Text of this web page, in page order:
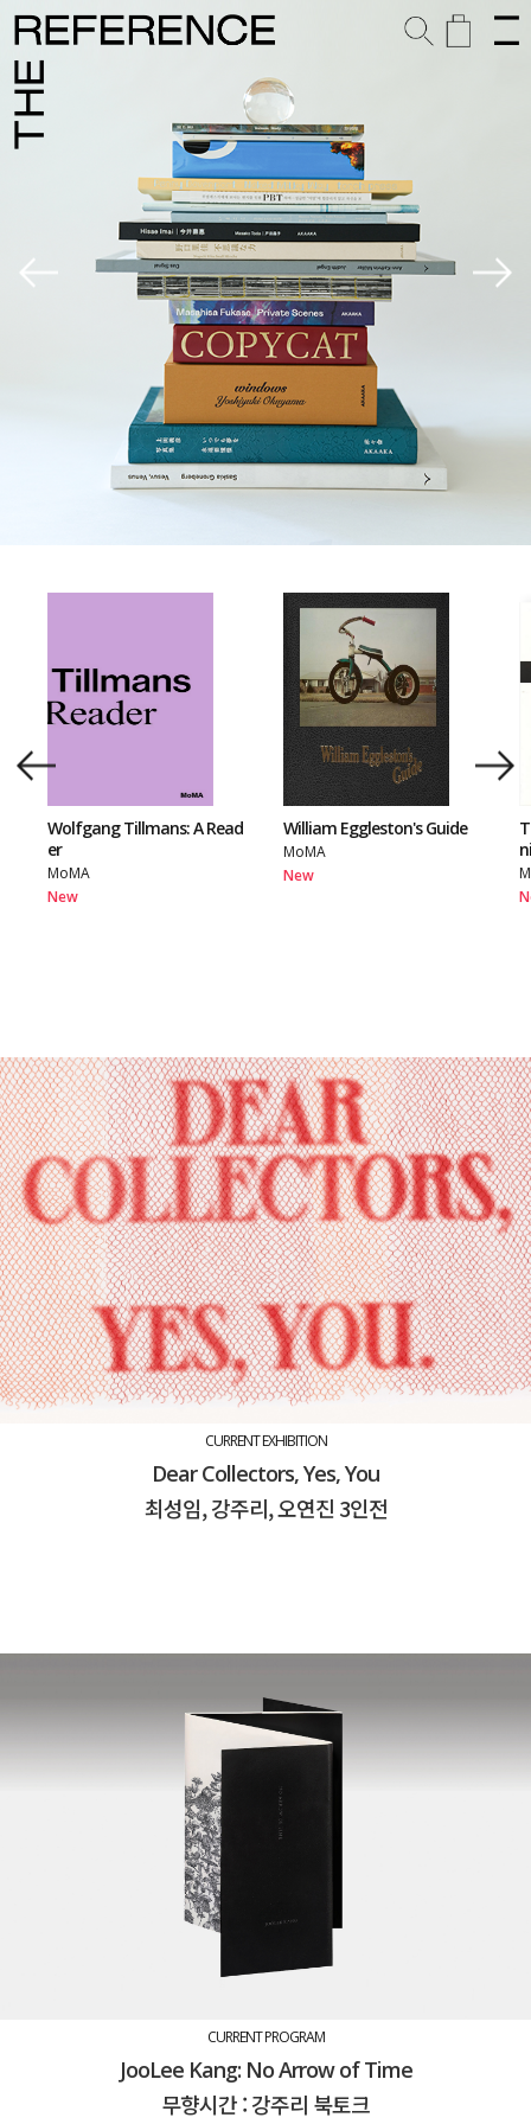
Wolfgang Tillmans: A Read
er
MoMA
New
William Eggleston's Guide
MoMA
New
CURRENT EXHIBITION
Dear Collectors, Yes, You
최성임, 강주리, 오연진 3인전
CURRENT PROGRAM
JooLee Kang: No Arrow of Time
무향시간 : 강주리 북토크